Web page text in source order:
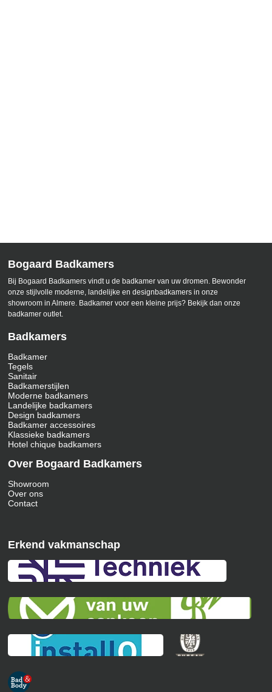
Bogaard Badkamers
Bij Bogaard Badkamers vindt u de badkamer van uw dromen. Bewonder
onze stijlvolle moderne, landelijke en designbadkamers in onze
showroom in Almere. Badkamer voor een kleine prijs? Bekijk dan onze
badkamer outlet.
Badkamers
Badkamer
Tegels
Sanitair
Badkamerstijlen
Moderne badkamers
Landelijke badkamers
Design badkamers
Badkamer accessoires
Klassieke badkamers
Hotel chique badkamers
Over Bogaard Badkamers
Showroom
Over ons
Contact
Erkend vakmanschap